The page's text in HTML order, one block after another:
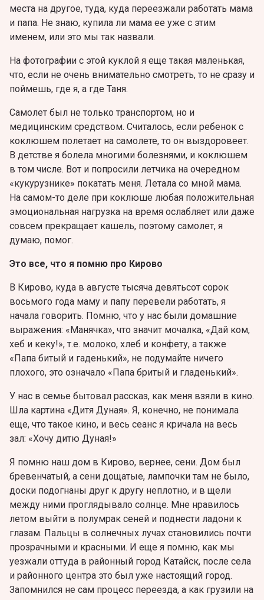
места на другое, туда, куда переезжали работать мама
и папа. Не знаю, купила ли мама ее уже с этим
именем, или это мы так назвали.
На фотографии с этой куклой я еще такая маленькая,
что, если не очень внимательно смотреть, то не сразу и
поймешь, где я, а где Таня.
Самолет был не только транспортом, но и
медицинским средством. Считалось, если ребенок с
коклюшем полетает на самолете, то он выздоровеет.
В детстве я болела многими болезнями, и коклюшем
в том числе. Вот и попросили летчика на очередном
«кукурузнике» покатать меня. Летала со мной мама.
На самом-то деле при коклюше любая положительная
эмоциональная нагрузка на время ослабляет или даже
совсем прекращает кашель, поэтому самолет, я
думаю, помог.
Это все, что я помню про Кирово
В Кирово, куда в августе тысяча девятьсот сорок
восьмого года маму и папу перевели работать, я
начала говорить. Помню, что у нас были домашние
выражения: «Манячка», что значит мочалка, «Дай ком,
хеб и кеку!», т.е. молоко, хлеб и конфету, а также
«Папа битый и гаденький», не подумайте ничего
плохого, это означало «Папа бритый и гладенький».
У нас в семье бытовал рассказ, как меня взяли в кино.
Шла картина «Дитя Дуная». Я, конечно, не понимала
еще, что такое кино, и весь сеанс я кричала на весь
зал: «Хочу дитю Дуная!»
Я помню наш дом в Кирово, вернее, сени. Дом был
бревенчатый, а сени дощатые, лампочки там не было,
доски подогнаны друг к другу неплотно, и в щели
между ними проглядывало солнце. Мне нравилось
летом выйти в полумрак сеней и поднести ладони к
глазам. Пальцы в солнечных лучах становились почти
прозрачными и красными. И еще я помню, как мы
уезжали оттуда в районный город Катайск, после села
и районного центра это был уже настоящий город.
Запомнился не сам процесс переезда, а как грузили на